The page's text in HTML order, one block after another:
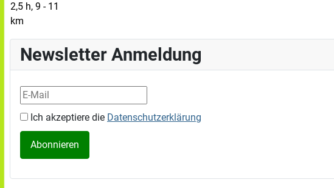
2,5 h, 9 - 11
km
Newsletter Anmeldung
Ich akzeptiere die Datenschutzerklärung